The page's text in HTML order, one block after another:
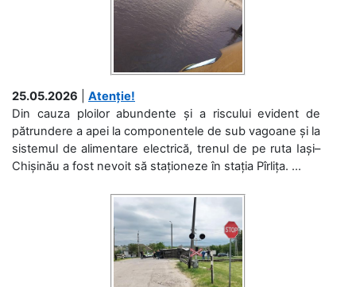
25.05.2026
Atenție!
Din cauza ploilor abundente și a riscului evident de
pătrundere a apei la componentele de sub vagoane și la
sistemul de alimentare electrică, trenul de pe ruta Iași–
Chișinău a fost nevoit să staționeze în stația Pîrlița. ...